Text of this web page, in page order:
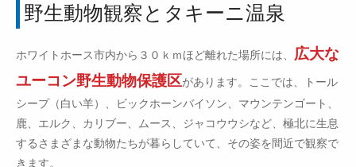
野生動物観察とタキーニ温泉
ホワイトホース市内から３０ｋｍほど離れた場所には、
広大な
ユーコン野生動物保護区があります。ここでは、トール
シープ（白い羊）、ビックホーンバイソン、マウンテンゴート、
鹿、エルク、カリブー、ムース、ジャコウウシなど、極北に生息
するさまざまな動物たちが暮らしていて、その姿を間近で観察で
きます。